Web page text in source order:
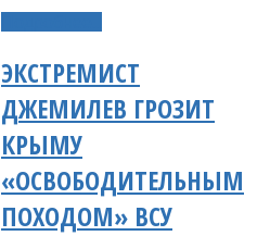
ЭКСТРЕМИСТ
ДЖЕМИЛЕВ ГРОЗИТ
КРЫМУ
«ОСВОБОДИТЕЛЬНЫМ
ПОХОДОМ» ВСУ